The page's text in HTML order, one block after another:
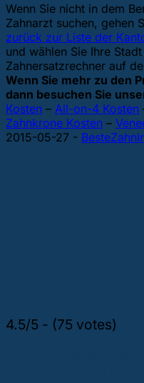
Wenn Sie nicht in dem
Zahnarzt suchen, gehen
zurück zur Liste der
und wählen Sie Ihre
Zahnersatzrechner auf
Wenn Sie mehr zu den
dann besuchen Sie
Kosten – All-on-4 Kosten
Zahnkrone Kosten –
2015-05-27 -
4.5/5 - (75 votes)